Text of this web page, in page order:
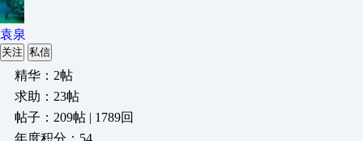
袁泉
关注 私信
精华：2帖
求助：23帖
帖子：209帖 | 1789回
年度积分：54